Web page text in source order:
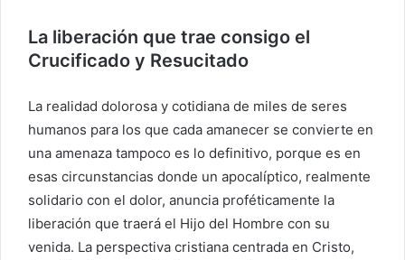
La liberación que trae consigo el
Crucificado y Resucitado
La realidad dolorosa y cotidiana de miles de seres
humanos para los que cada amanecer se convierte en
una amenaza tampoco es lo definitivo, porque es en
esas circunstancias donde un apocalíptico, realmente
solidario con el dolor, anuncia proféticamente la
liberación que traerá el Hijo del Hombre con su
venida. La perspectiva cristiana centrada en Cristo,